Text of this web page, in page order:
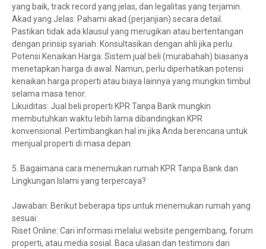
yang baik, track record yang jelas, dan legalitas yang terjamin.
Akad yang Jelas: Pahami akad (perjanjian) secara detail.
Pastikan tidak ada klausul yang merugikan atau bertentangan
dengan prinsip syariah. Konsultasikan dengan ahli jika perlu.
Potensi Kenaikan Harga: Sistem jual beli (murabahah) biasanya
menetapkan harga di awal. Namun, perlu diperhatikan potensi
kenaikan harga properti atau biaya lainnya yang mungkin timbul
selama masa tenor.
Likuiditas: Jual beli properti KPR Tanpa Bank mungkin
membutuhkan waktu lebih lama dibandingkan KPR
konvensional. Pertimbangkan hal ini jika Anda berencana untuk
menjual properti di masa depan.
5. Bagaimana cara menemukan rumah KPR Tanpa Bank dan
Lingkungan Islami yang terpercaya?
Jawaban: Berikut beberapa tips untuk menemukan rumah yang
sesuai:
Riset Online: Cari informasi melalui website pengembang, forum
properti, atau media sosial. Baca ulasan dan testimoni dari